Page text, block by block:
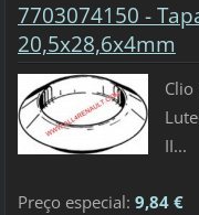
7703074150 -
20,5x28,6x4mm
Clio
II...
Preço especial: 9,84 €